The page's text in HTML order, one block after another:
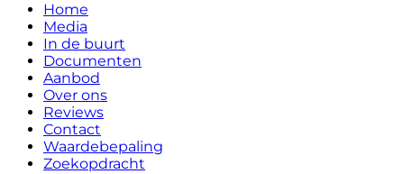
Home
Media
In de buurt
Documenten
Aanbod
Over ons
Reviews
Contact
Waardebepaling
Zoekopdracht